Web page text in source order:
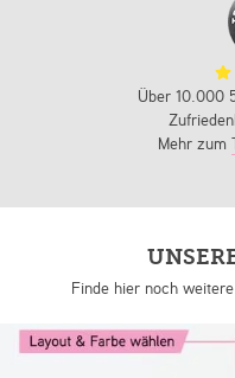
Über 10.000
Mehr zum
Finde hier noch